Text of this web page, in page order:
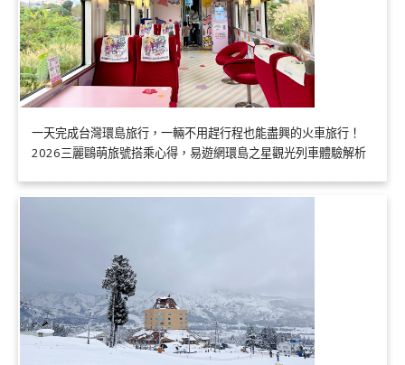
一天完成台灣環島旅行，一輛不用趕行程也能盡興的火車旅行！
2026三麗鷗萌旅號搭乘心得，易遊網環島之星觀光列車體驗解析